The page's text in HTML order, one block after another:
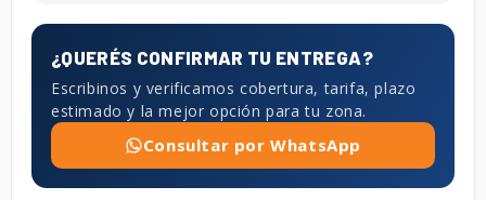
¿QUERÉS CONFIRMAR TU ENTREGA?
Escribinos y verificamos cobertura, tarifa, plazo
estimado y la mejor opción para tu zona.
Consultar por WhatsApp